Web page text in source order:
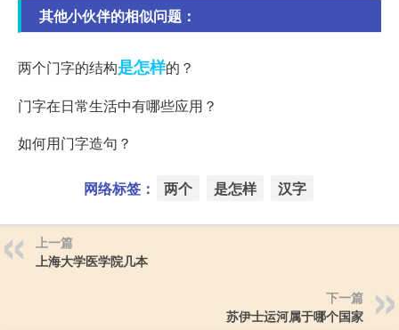
其他小伙伴的相似问题：
两个门字的结构是怎样的？
门字在日常生活中有哪些应用？
如何用门字造句？
网络标签： 两个 是怎样 汉字
上一篇
上海大学医学院几本
下一篇
苏伊士运河属于哪个国家